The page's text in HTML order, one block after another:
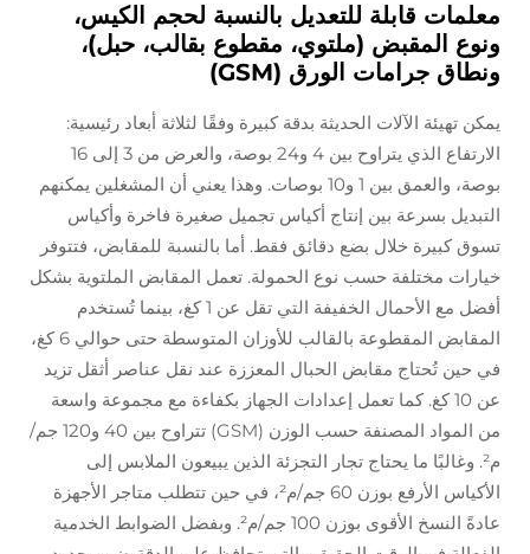
معلمات قابلة للتعديل بالنسبة لحجم الكيس،
ونوع المقبض (ملتوي، مقطوع بقالب، حبل)،
ونطاق جرامات الورق (GSM)
يمكن تهيئة الآلات الحديثة بدقة كبيرة وفقًا لثلاثة أبعاد رئيسية:
الارتفاع الذي يتراوح بين 4 و24 بوصة، والعرض من 3 إلى 16
بوصة، والعمق بين 1 و10 بوصات. وهذا يعني أن المشغلين يمكنهم
التبديل بسرعة بين إنتاج أكياس تجميل صغيرة فاخرة وأكياس
تسوق كبيرة خلال بضع دقائق فقط. أما بالنسبة للمقابض، فتتوفر
خيارات مختلفة حسب نوع الحمولة. تعمل المقابض الملتوية بشكل
أفضل مع الأحمال الخفيفة التي تقل عن 1 كغ، بينما تُستخدم
المقابض المقطوعة بالقالب للأوزان المتوسطة حتى حوالي 6 كغ،
في حين تُحتاج مقابض الحبال المعززة عند نقل عناصر أثقل تزيد
عن 10 كغ. كما تعمل إعدادات الجهاز بكفاءة مع مجموعة واسعة
من المواد المصنفة حسب الوزن (GSM) تتراوح بين 40 و120 جم/
م². وغالبًا ما يحتاج تجار التجزئة الذين يبيعون الملابس إلى
الأكياس الأرفع بوزن 60 جم/م²، في حين تتطلب متاجر الأجهزة
عادةً النسخ الأقوى بوزن 100 جم/م². وبفضل الضوابط الخدمية